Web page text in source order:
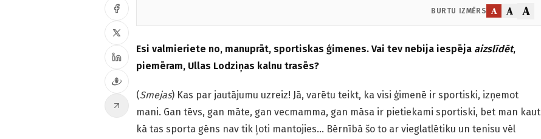
BURTU IZMĒRS A A A
Esi valmieriete no, manuprāt, sportiskas ģimenes. Vai tev nebija iespēja aizslīdēt,
piemēram, Ullas Lodziņas kalnu trasēs?
(Smejas) Kas par jautājumu uzreiz! Jā, varētu teikt, ka visi ģimenē ir sportiski, izņemot
mani. Gan tēvs, gan māte, gan vecmamma, gan māsa ir pietiekami sportiski, bet man kaut
kā tas sporta gēns nav tik ļoti mantojies… Bērnībā šo to ar vieglatlētiku un tenisu vēl